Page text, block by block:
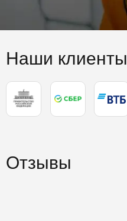
Наши клиенты
Отзывы